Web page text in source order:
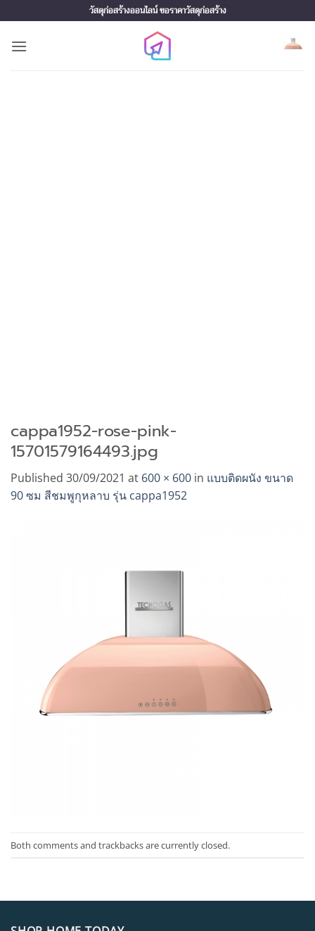
to
content
วัสดุก่อสร้างออนไลน์ ขอราคาวัสดุก่อสร้าง
cappa1952-rose-pink-
15701579164493.jpg
Published 30/09/2021 at 600 × 600 in แบบติดผนัง ขนาด
90 ซม สีชมพูกุหลาบ รุ่น cappa1952
Both comments and trackbacks are currently closed.